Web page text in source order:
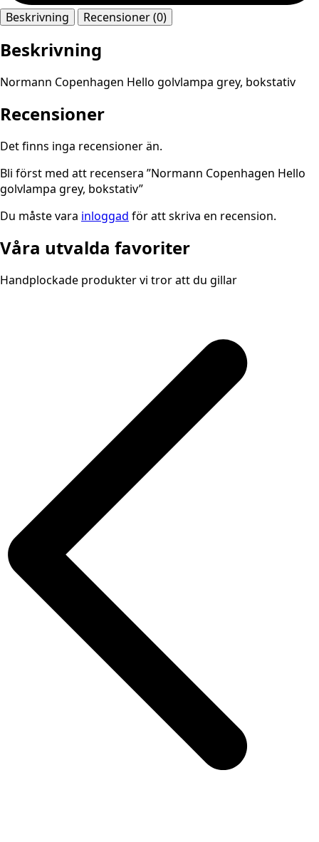
Beskrivning Recensioner (0)
Beskrivning
Normann Copenhagen Hello golvlampa grey, bokstativ
Recensioner
Det finns inga recensioner än.
Bli först med att recensera ”Normann Copenhagen Hello
golvlampa grey, bokstativ”
Du måste vara inloggad för att skriva en recension.
Våra utvalda favoriter
Handplockade produkter vi tror att du gillar